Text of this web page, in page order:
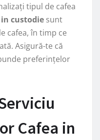
tipul de cafea
custodie sunt
cafea, în timp ce
Asigură-te că
preferințelor
Cafea in